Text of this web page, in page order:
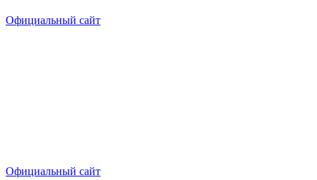
Официальный сайт
Официальный сайт